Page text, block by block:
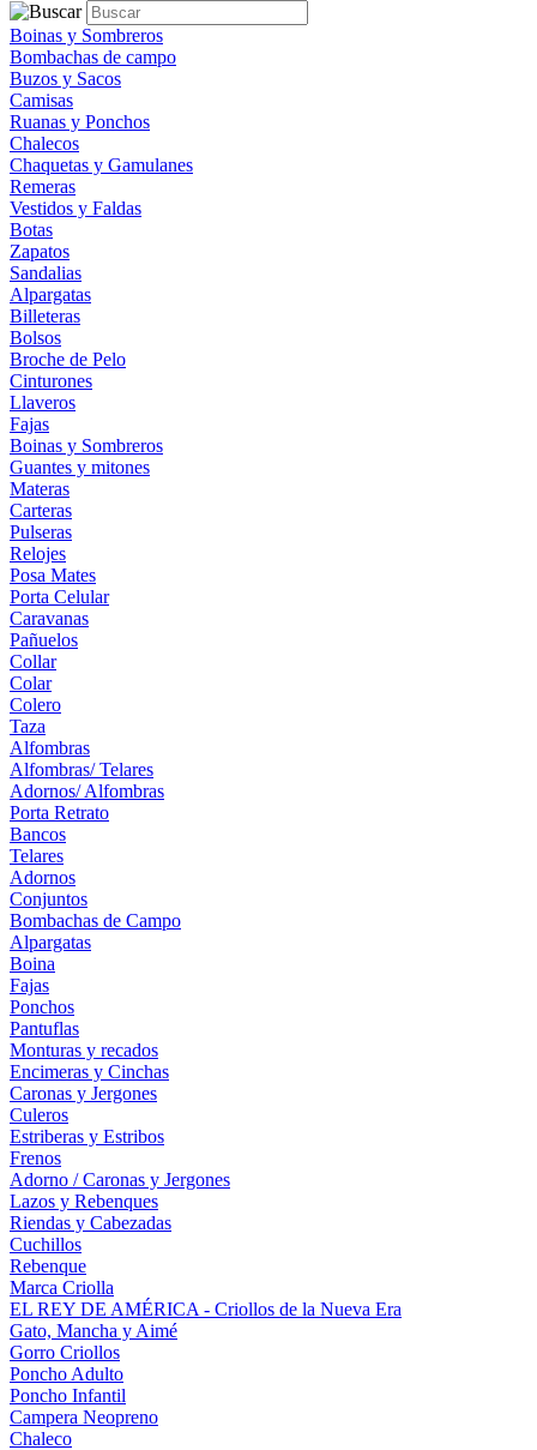
Boinas y Sombreros
Bombachas de campo
Buzos y Sacos
Camisas
Ruanas y Ponchos
Chalecos
Chaquetas y Gamulanes
Remeras
Vestidos y Faldas
Botas
Zapatos
Sandalias
Alpargatas
Billeteras
Bolsos
Broche de Pelo
Cinturones
Llaveros
Fajas
Boinas y Sombreros
Guantes y mitones
Materas
Carteras
Pulseras
Relojes
Posa Mates
Porta Celular
Caravanas
Pañuelos
Collar
Colar
Colero
Taza
Alfombras
Alfombras/ Telares
Adornos/ Alfombras
Porta Retrato
Bancos
Telares
Adornos
Conjuntos
Bombachas de Campo
Alpargatas
Boina
Fajas
Ponchos
Pantuflas
Monturas y recados
Encimeras y Cinchas
Caronas y Jergones
Culeros
Estriberas y Estribos
Frenos
Adorno / Caronas y Jergones
Lazos y Rebenques
Riendas y Cabezadas
Cuchillos
Rebenque
Marca Criolla
EL REY DE AMÉRICA - Criollos de la Nueva Era
Gato, Mancha y Aimé
Gorro Criollos
Poncho Adulto
Poncho Infantil
Campera Neopreno
Chaleco